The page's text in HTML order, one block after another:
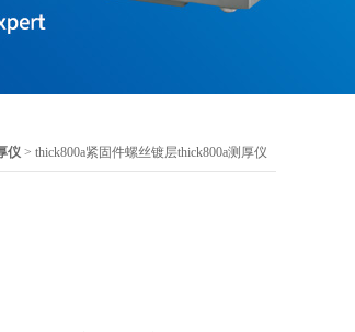
仪 > thick800a紧固件螺丝镀层thick800a测厚仪